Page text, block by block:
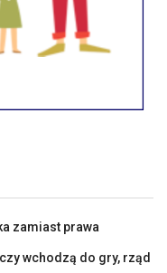
zamiast prawa
wchodzą do gry, rząd